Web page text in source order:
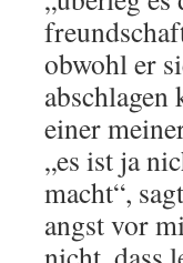
obwohl er
einer
„es ist ja
macht“,
angst vor